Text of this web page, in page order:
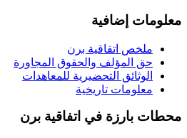
معلومات إضافية
ملخص اتفاقية برن
حق المؤلف والحقوق المجاورة
الوثائق التحضيرية للمعاهدات
معلومات تاريخية
محطات بارزة في اتفاقية برن